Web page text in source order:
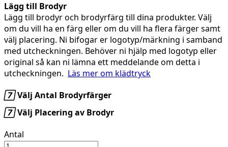
Lägg till Brodyr
Lägg till brodyr och brodyrfärg till dina produkter. Välj
om du vill ha en färg eller om du vill ha flera färger samt
välj placering. Ni bifogar er logotyp/märkning i samband
med utcheckningen. Behöver ni hjälp med logotyp eller
original så kan ni lämna ett meddelande om detta i
utcheckningen. Läs mer om klädtryck
Välj Antal Brodyrfärger
Välj Placering av Brodyr
Antal